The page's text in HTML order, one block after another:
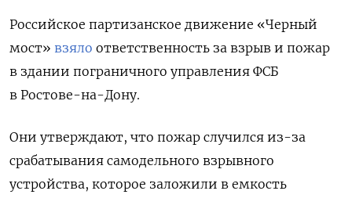
Российское партизанское движение «Черный
мост» взяло ответственность за взрыв и пожар
в здании пограничного управления ФСБ
в Ростове-на-Дону.
Они утверждают, что пожар случился из-за
срабатывания самодельного взрывного
устройства, которое заложили в емкость